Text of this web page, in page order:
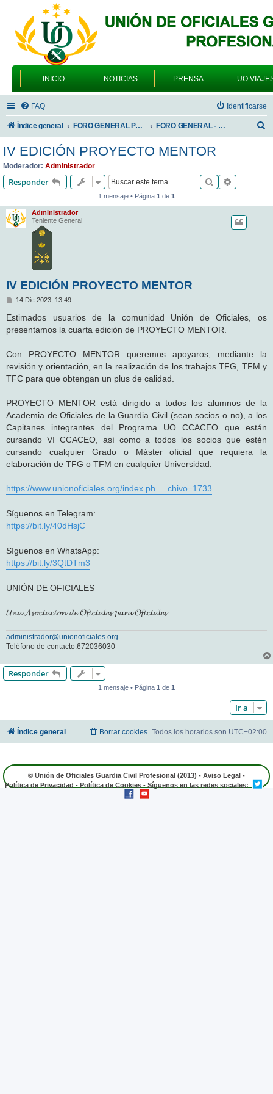
INICIO NOTICIAS PRENSA UO
FAQ Identificarse
Índice general FORO GENERAL PARA TODOS LOS USUARIOS FORO GENERAL - ACADEMIAS DE FORMACIÓN
r
IV EDICIÓN PROYECTO MENTOR
Moderador: Administrador
Responder Buscar
1 mensaje • Página 1 de 1
Administrador
Teniente General
IV EDICIÓN PROYECTO MENTOR
M
n
s
a
14 Dic 2023, 13:49
Estimados usuarios de la comunidad Unión de Oficiales, os
presentamos la cuarta edición de PROYECTO MENTOR.
Con PROYECTO MENTOR queremos apoyaros, mediante la
revisión y orientación, en la realización de los trabajos TFG, TFM y
TFC para que obtengan un plus de calidad.
PROYECTO MENTOR está dirigido a todos los alumnos de la
Academia de Oficiales de la Guardia Civil (sean socios o no), a los
Capitanes integrantes del Programa UO CCACEO que están
cursando VI CCACEO, así como a todos los socios que estén
cursando cualquier Grado o Máster oficial que requiera la
elaboración de TFG o TFM en cualquier Universidad.
https://www.unionoficiales.org/index.ph ... chivo=1733
Síguenos en Telegram:
https://bit.ly/40dHsjC
Síguenos en WhatsApp:
https://bit.ly/3QtDTm3
UNIÓN DE OFICIALES
𝓤𝓷𝓪 𝓐𝓼𝓸𝓬𝓲𝓪𝓬𝓲𝓸𝓷 𝓭𝓮 𝓞𝓯𝓲𝓬𝓲𝓪𝓵𝓮𝓼 𝓹𝓪𝓻𝓪 𝓞𝓯𝓲𝓬𝓲𝓪𝓵𝓮𝓼
administrador@unionoficiales.org
Teléfono de contacto:672036030
Responder
1 mensaje • Página 1 de 1
Ir a
Índice general Todos los horarios son UTC+02:00
Borrar cookies
© Unión de Oficiales Guardia Civil Profesional (2013) - Aviso Legal -
Política de Privacidad - Política de Cookies - Síguenos en las redes sociales: